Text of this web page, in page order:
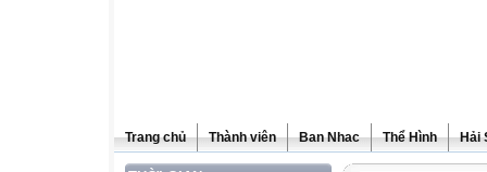
Trang chủ Thành viên Ban Nhac Thể Hình Hải